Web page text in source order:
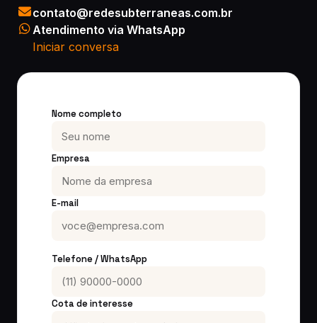
contato@redesubterraneas.com.br
Atendimento via WhatsApp
Iniciar conversa
Nome completo
Empresa
E-mail
Telefone / WhatsApp
Cota de interesse